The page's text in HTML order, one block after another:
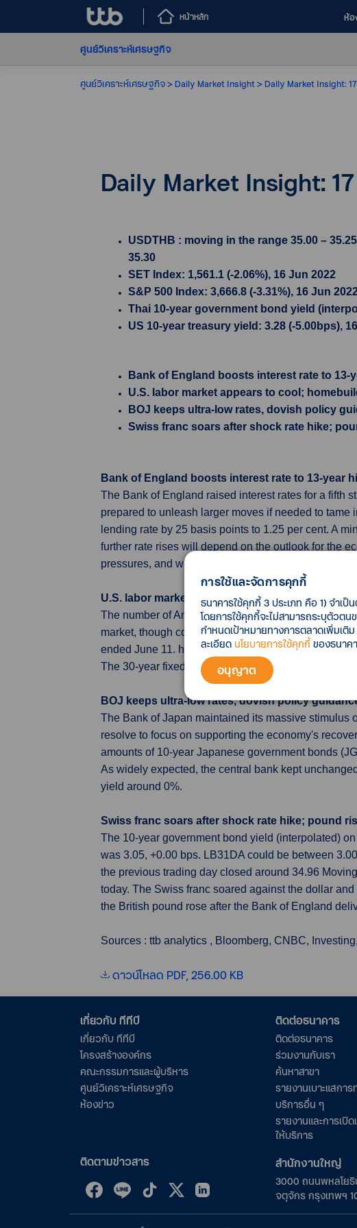
หน้าหลัก ห้อ
ศูนย์วิเคราะห์เศรษฐกิจ
ศูนย์วิเคราะห์เศรษฐกิจ Daily Market Insight Daily Market Insight:
Daily Market Insight:
USDTHB : moving in the range 35.00 –
35.30
SET Index: 1,561.1 (-2.06%), 16 Jun 2022
S&P 500 Index: 3,666.8 (-3.31%), 16 Jun
Thai 10-year government bond yield
US 10-year treasury yield: 3.28 (-5.00bps),
Bank of England boosts interest rate to 13-
U.S. labor market appears to cool;
BOJ keeps ultra-low rates, dovish policy
Swiss franc soars after shock rate hike;
Bank of England boosts interest rate to 13-year
The Bank of England raised interest rates for a fifth
prepared to unleash larger moves if needed to
lending rate by 25 basis points to 1.25 per cent. A
further rate rises will depend on the outlook for the
pressures, and will if necessary act forcefully in
U.S. labor market appears to cool; homebuilding
The number of Americans filing new claims for
market, though conditions remain tight.Initial claims
ended June 11. housing starts plunged 14.4% to a
The 30-year fixed-rate mortgage jumped 55 basis
BOJ keeps ultra-low rates, dovish policy
The Bank of Japan maintained its massive
resolve to focus on supporting the economy's
amounts of 10-year Japanese government bonds
As widely expected, the central bank kept
yield around 0%.
Swiss franc soars after shock rate hike; pound
The 10-year government bond yield (interpolated)
was 3.05, +0.00 bps. LB31DA could be between
the previous trading day closed around 34.96
today. The Swiss franc soared against the dollar
the British pound rose after the Bank of England
Sources : ttb analytics , Bloomberg, CNBC,
ดาวน์โหลด PDF, 256.00 KB
การใช้และจัดการคุกกี้
ธนาคารใช้คุกกี้ 3 ประเภท คือ 1) จำเ
โดยการใช้คุกกี้จะไม่สามารถระบุตัวต
กำหนดเป้าหมายทางการตลาดเพิ่มเติ
ละเอียด นโยบายการใช้คุกกี้ของธนาค
อนุญาต
เกี่ยวกับ ทีทีบี
เกี่ยวกับ ทีทีบี
โครงสร้างองค์กร
คณะกรรมการและผู้บริหาร
ศูนย์วิเคราะห์เศรษฐกิจ
ห้องข่าว
ติดต่อธนาคาร
ติดต่อธนาคาร
ร่วมงานกับเรา
ค้นหาสาขา
รายงานเบาะแสกา
บริการอื่น ๆ
รายงานและการเ
ให้บริการ
ติดตามข่าวสาร สำนักงานใหญ่
3000 ถนนพหลโย
จตุจักร กรุงเทพฯ